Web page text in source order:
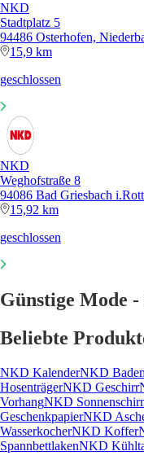
NKD
Stadtplatz 5
94486 Osterhofen,
15,9 km
geschlossen
NKD
Weghofstraße 8
94086 Bad Griesbach
15,92 km
geschlossen
Günstige Mode
Beliebte
NKD KalenderNKD
HosenträgerNKD Geschirr
VorhangNKD
GeschenkpapierNKD
WasserkocherNKD Koffer
SpannbettlakenNKD